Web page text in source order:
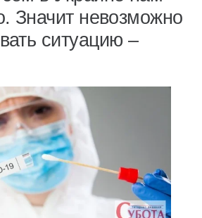
Значит невозможно
ситуацию –